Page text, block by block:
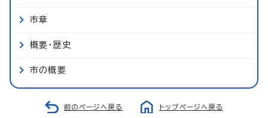
市章
概要・歴史
市の概要
前のページへ戻る トップページへ戻る